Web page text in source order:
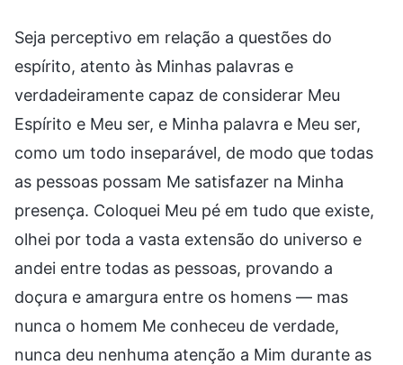
Seja perceptivo em relação a questões do
espírito, atento às Minhas palavras e
verdadeiramente capaz de considerar Meu
Espírito e Meu ser, e Minha palavra e Meu ser,
como um todo inseparável, de modo que todas
as pessoas possam Me satisfazer na Minha
presença. Coloquei Meu pé em tudo que existe,
olhei por toda a vasta extensão do universo e
andei entre todas as pessoas, provando a
doçura e amargura entre os homens — mas
nunca o homem Me conheceu de verdade,
nunca deu nenhuma atenção a Mim durante as